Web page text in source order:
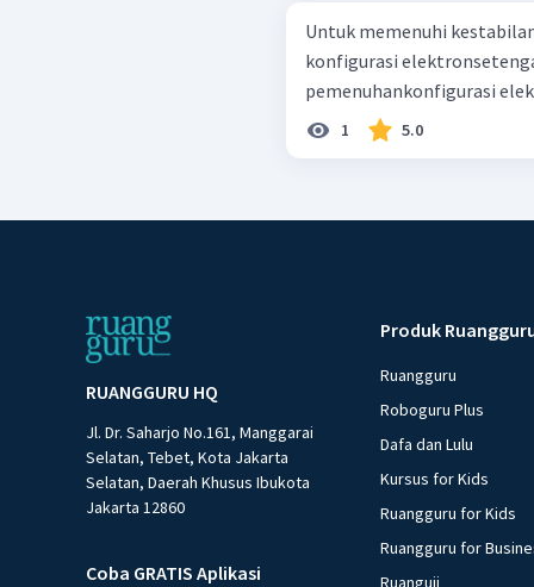
Untuk memenuhi
konfigurasi
pemenuhankonfigurasi
1 5.0
RUANGGURU HQ
Jl. Dr. Saharjo No.161, Manggarai
Selatan, Tebet, Kota Jakarta
Selatan, Daerah Khusus Ibukota
Jakarta 12860
Coba GRATIS Aplikasi
Produk
Ruangguru
Roboguru Plus
Dafa dan Lulu
Kursus for Kids
Ruangguru for Kids
Ruangguru for
Ruanguji